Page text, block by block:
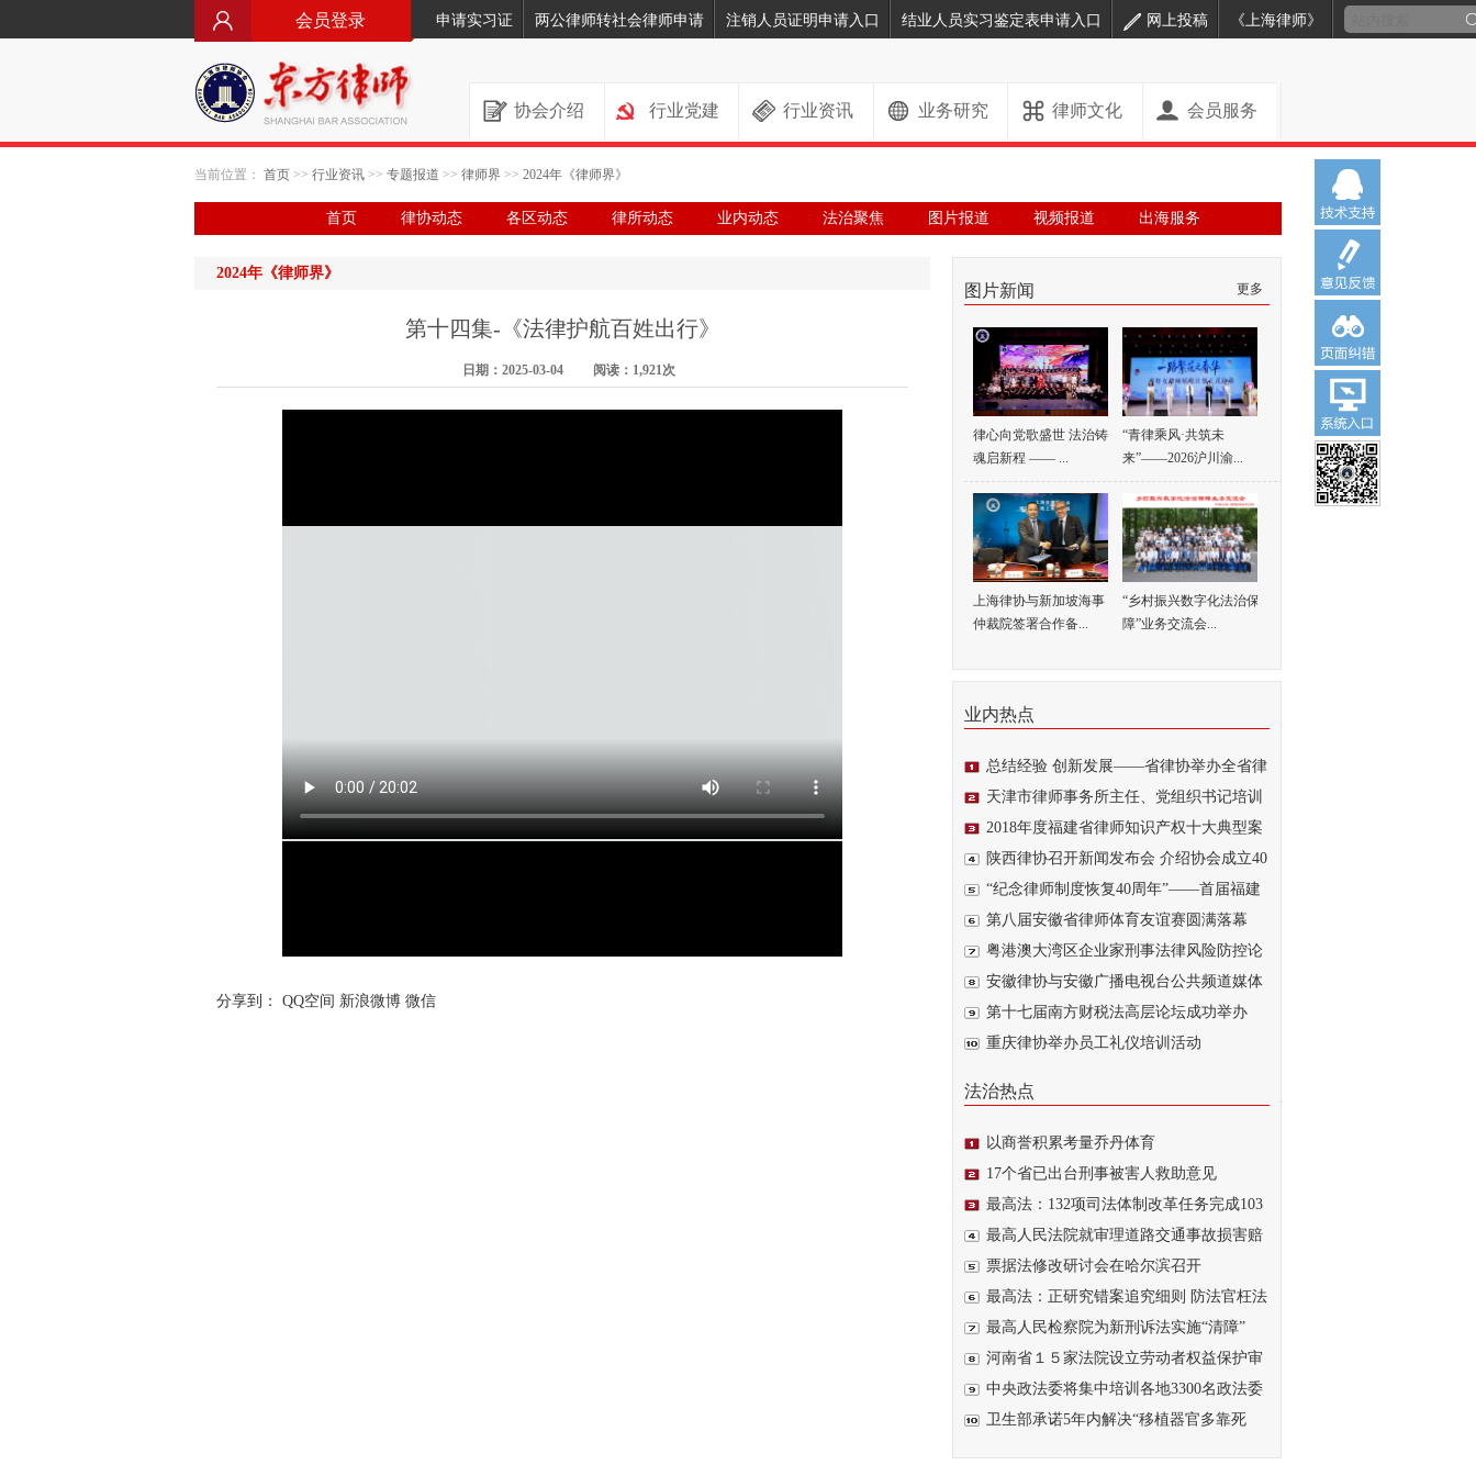
会员登录 申请实习证 两公律师转社会律师申请 注销人员证明申请入口 结业人员实习鉴定表申请入口 网上投稿 《上海律师》
协会介绍 行业党建 行业资讯 业务研究 律师文化 会员服务
当前位置： 首页 >> 行业资讯 >> 专题报道 >> 律师界 >> 2024年《律师界》
首页 律协动态 各区动态 律所动态 业内动态 法治聚焦 图片报道 视频报道 出海服务
2024年《律师界》
第十四集-《法律护航百姓出行》
日期：2025-03-04 阅读：1,921次
分享到： QQ空间 新浪微博 微信
图片新闻 更多
律心向党歌盛世 法治铸
魂启新程 —— ...
“青律乘风·共筑未
来”——2026沪川渝...
上海律协与新加坡海事
仲裁院签署合作备...
“乡村振兴数字化法治保
障”业务交流会...
业内热点
总结经验 创新发展——省律协举办全省律
师...天津市律师事务所主任、党组织书记培训
会日...2018年度福建省律师知识产权十大典型案
例正...陕西律协召开新闻发布会 介绍协会成立40
周...“纪念律师制度恢复40周年”——首届福建
青...第八届安徽省律师体育友谊赛圆满落幕
粤港澳大湾区企业家刑事法律风险防控论
坛在...安徽律协与安徽广播电视台公共频道媒体
普法...第十七届南方财税法高层论坛成功举办
重庆律协举办员工礼仪培训活动
法治热点
以商誉积累考量乔丹体育
17个省已出台刑事被害人救助意见
最高法：132项司法体制改革任务完成103
项 最高人民法院就审理道路交通事故损害赔
偿案...票据法修改研讨会在哈尔滨召开
最高法：正研究错案追究细则 防法官枉法
裁...最高人民检察院为新刑诉法实施“清障”
河南省１５家法院设立劳动者权益保护审
判庭中央政法委将集中培训各地3300名政法委
书记卫生部承诺5年内解决“移植器官多靠死